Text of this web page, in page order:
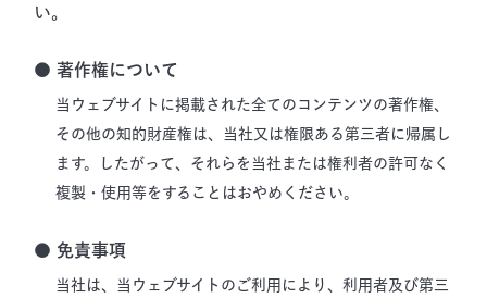
い。
● 著作権について
当ウェブサイトに掲載された全てのコンテンツの著作権、
その他の知的財産権は、当社又は権限ある第三者に帰属し
ます。したがって、それらを当社または権利者の許可なく
複製・使用等をすることはおやめください。
● 免責事項
当社は、当ウェブサイトのご利用により、利用者及び第三